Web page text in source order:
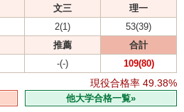
文三
理一
2(1)
53(39)
推薦
合計
-(-) 109(80)
現役合格率 49.38%
他大学合格一覧»